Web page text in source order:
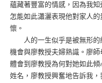
蘊藏著豐富的情感，因為我
怎能如此瀟灑表現他對家人
懷。
人的一生似乎是被無形的
機會與廖教授夫婦熟識。廖
體會到廖教授為何對她如此
姓名，廖教授興奮地告訴我